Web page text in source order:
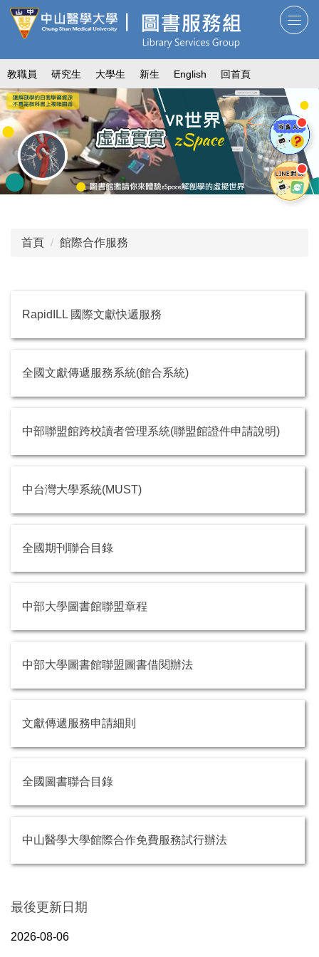
跳
到
要
內
容
區
教職員 研究生 大學生 新生 English 回首頁
首頁 館際合作服務
RapidILL 國際文獻快遞服務
全國文獻傳遞服務系統(館合系統)
中部聯盟館跨校讀者管理系統(聯盟館證件申請說明)
中台灣大學系統(MUST)
全國期刊聯合目錄
中部大學圖書館聯盟章程
中部大學圖書館聯盟圖書借閱辦法
文獻傳遞服務申請細則
全國圖書聯合目錄
中山醫學大學館際合作免費服務試行辦法
最後更新日期
2026-08-06